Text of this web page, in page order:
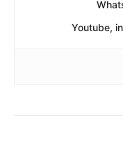
Youtube,